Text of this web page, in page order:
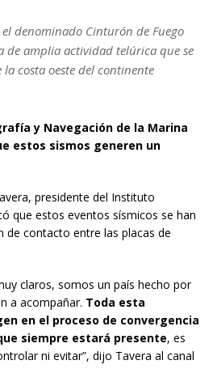
denominado Cinturón de Fuego
de amplia actividad telúrica que se
costa oeste del continente
y Navegación de la Marina
estos sismos generen un
presidente del Instituto
que estos eventos sísmicos se han
de contacto entre las placas de
claros, somos un país hecho por
a acompañar. Toda esta
en el proceso de convergencia
siempre estará presente, es
ni evitar”, dijo Tavera al canal